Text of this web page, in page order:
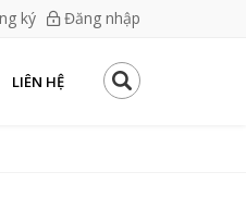
ký Đăng nhập
LIÊN HỆ